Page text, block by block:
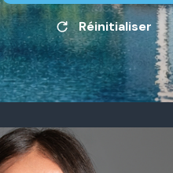
Réinitialiser